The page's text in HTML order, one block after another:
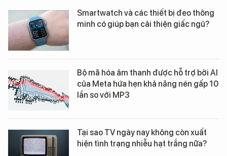
Smartwatch và các thiết bị đeo thông
minh có giúp bạn cải thiện giấc ngủ?
Bộ mã hóa âm thanh được hỗ trợ bởi AI
của Meta hứa hẹn khả năng nén gấp 10
lần so với MP3
Tại sao TV ngày nay không còn xuất
hiện tình trạng nhiễu hạt trắng nữa?